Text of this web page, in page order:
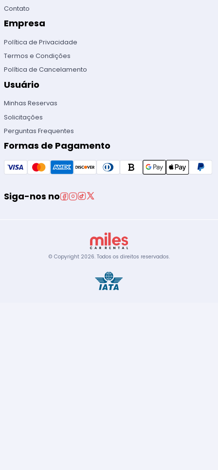
Contato
Empresa
Política de Privacidade
Termos e Condições
Política de Cancelamento
Usuário
Minhas Reservas
Solicitações
Perguntas Frequentes
Formas de Pagamento
Siga-nos no
© Copyright 2026. Todos os direitos reservados.